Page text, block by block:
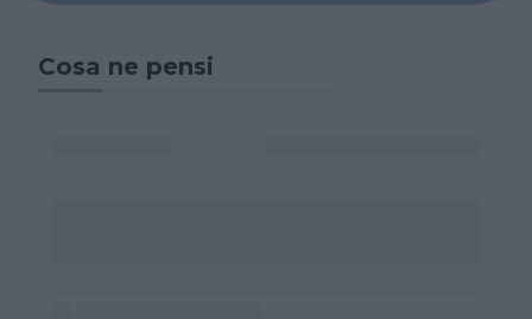
Cosa ne pensi